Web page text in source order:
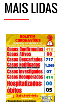
MAIS LIDAS